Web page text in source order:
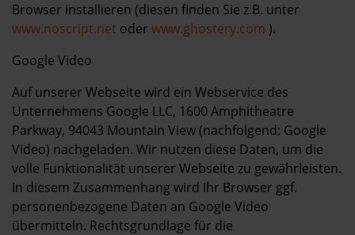
Browser installieren (diesen finden Sie z.B. unter
www.noscript.net oder www.ghostery.com ).
Google Video
Auf unserer Webseite wird ein Webservice des
Unternehmens Google LLC, 1600 Amphitheatre
Parkway, 94043 Mountain View (nachfolgend: Google
Video) nachgeladen. Wir nutzen diese Daten, um die
volle Funktionalität unserer Webseite zu gewährleisten.
In diesem Zusammenhang wird Ihr Browser ggf.
personenbezogene Daten an Google Video
übermitteln. Rechtsgrundlage für die